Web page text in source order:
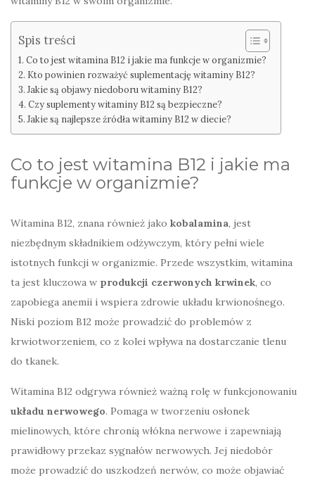
Spis treści
Co to jest witamina B12 i jakie ma funkcje w organizmie?
Kto powinien rozważyć suplementację witaminy B12?
Jakie są objawy niedoboru witaminy B12?
Czy suplementy witaminy B12 są bezpieczne?
Jakie są najlepsze źródła witaminy B12 w diecie?
Co to jest witamina B12 i jakie ma
funkcje w organizmie?
Witamina B12, znana również jako kobalamina, jest
niezbędnym składnikiem odżywczym, który pełni wiele
istotnych funkcji w organizmie. Przede wszystkim, witamina
ta jest kluczowa w produkcji czerwonych krwinek, co
zapobiega anemii i wspiera zdrowie układu krwionośnego.
Niski poziom B12 może prowadzić do problemów z
krwiotworzeniem, co z kolei wpływa na dostarczanie tlenu
do tkanek.
Witamina B12 odgrywa również ważną rolę w funkcjonowaniu
układu nerwowego. Pomaga w tworzeniu osłonek
mielinowych, które chronią włókna nerwowe i zapewniają
prawidłowy przekaz sygnałów nerwowych. Jej niedobór
może prowadzić do uszkodzeń nerwów, co może objawiać